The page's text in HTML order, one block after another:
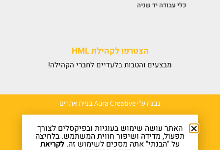
כלי עבודה יד שניה
הצטרפו לקהילת HML
מבצעים והטבות בלעדיים לחברי הקהילה!
נבנה ע"י Aura Creative בניית אתרים
האתר עושה שימוש בעוגיות ובפיקסלים לצורך
תפעול, מדידה ושיפור חווית המשתמש. בלחיצה
על "הבנתי" אתה מסכים לשימוש זה. לקריאת